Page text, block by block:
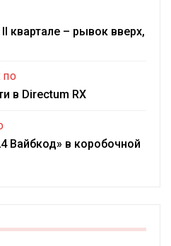
квартале – рывок вверх,
ПО
в Directum RX
Вайбкод» в коробочной